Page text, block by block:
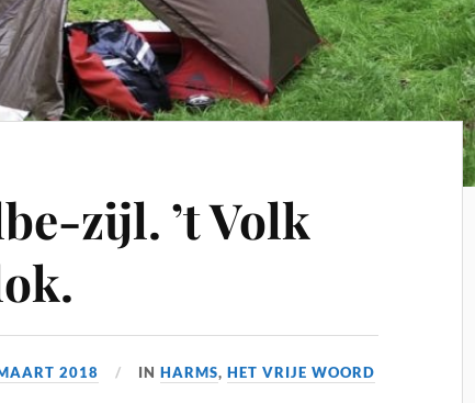
zijl. ’t Volk
2018 INHARMS,HET VRIJE WOORD